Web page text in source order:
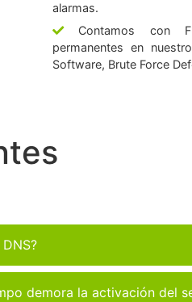
alarmas.
Contamos con
permanentes en
Software, Brute Force
demora la activación del